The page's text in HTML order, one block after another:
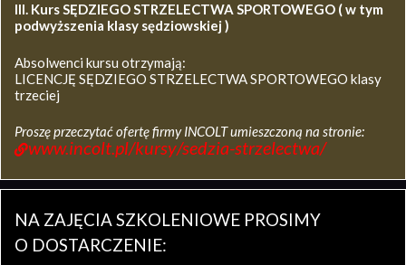
III. Kurs SĘDZIEGO STRZELECTWA SPORTOWEGO ( w tym
podwyższenia klasy sędziowskiej )
Absolwenci kursu otrzymają:
LICENCJĘ SĘDZIEGO STRZELECTWA SPORTOWEGO klasy
trzeciej
Proszę przeczytać ofertę firmy INCOLT umieszczoną na stronie:
www.incolt.pl/kursy/sedzia-strzelectwa/
NA ZAJĘCIA SZKOLENIOWE PROSIMY
O DOSTARCZENIE: